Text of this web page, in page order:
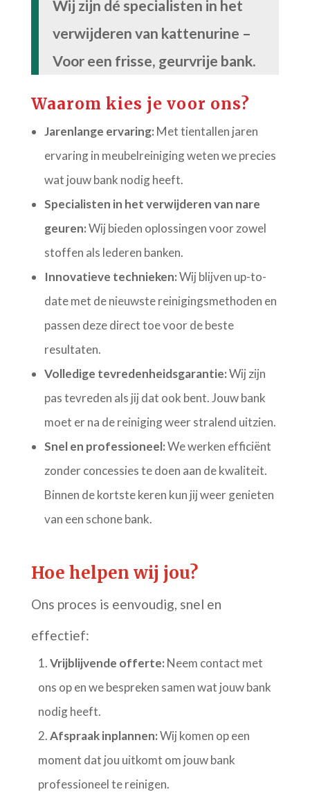
Wij zijn dé specialisten in het
verwijderen van kattenurine –
Voor een frisse, geurvrije bank.
Waarom kies je voor ons?
Jarenlange ervaring: Met tientallen jaren
ervaring in meubelreiniging weten we precies
wat jouw bank nodig heeft.
Specialisten in het verwijderen van nare
geuren:Wij bieden oplossingen voor zowel
stoffen als lederen banken.
Innovatieve technieken:Wij blijven up-to-
date met de nieuwste reinigingsmethoden en
passen deze direct toe voor de beste
resultaten.
Volledige tevredenheidsgarantie:Wij zijn
pas tevreden als jij dat ook bent. Jouw bank
moet er na de reiniging weer stralend uitzien.
Snel en professioneel:We werken efficiënt
zonder concessies te doen aan de kwaliteit.
Binnen de kortste keren kun jij weer genieten
van een schone bank.
Hoe helpen wij jou?
Ons proces is eenvoudig, snel en
effectief:
Vrijblijvende offerte: Neem contact met
ons op en we bespreken samen wat jouw bank
nodig heeft.
Afspraak inplannen:Wij komen op een
moment dat jou uitkomt om jouw bank
professioneel te reinigen.